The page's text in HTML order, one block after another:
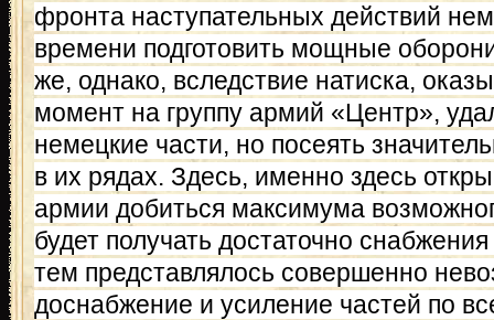
фронта наступательных действий
времени подготовить мощные
же, однако, вследствие натиска,
момент на группу армий «Центр»,
немецкие части, но посеять
в их рядах. Здесь, именно здесь
армии добиться максимума
будет получать достаточно
тем представлялось совершенно
доснабжение и усиление частей по